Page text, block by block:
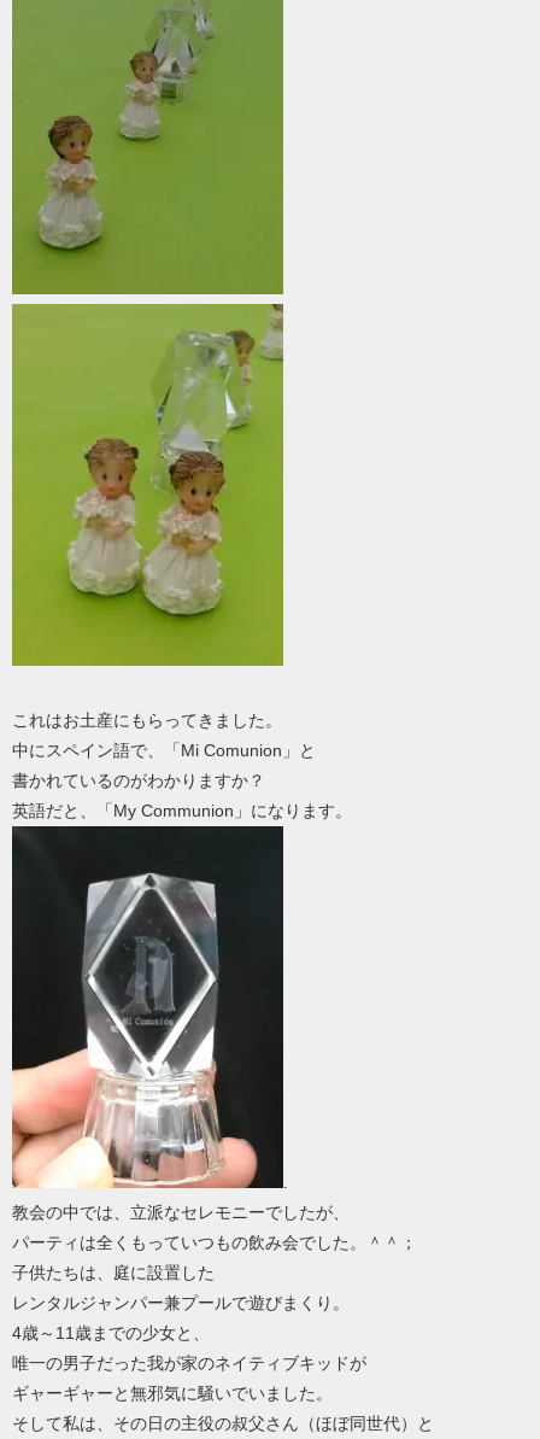
これはお土産にもらってきました。
中にスペイン語で、「Mi Comunion」と
書かれているのがわかりますか？
英語だと、「My Communion」になります。
教会の中では、立派なセレモニーでしたが、
パーティは全くもっていつもの飲み会でした。＾＾；
子供たちは、庭に設置した
レンタルジャンパー兼プールで遊びまくり。
4歳～11歳までの少女と、
唯一の男子だった我が家のネイティブキッドが
ギャーギャーと無邪気に騒いでいました。
そして私は、その日の主役の叔父さん（ほぼ同世代）と